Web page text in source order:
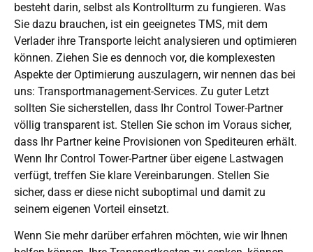
besteht darin, selbst als Kontrollturm zu fungieren. Was
Sie dazu brauchen, ist ein geeignetes TMS, mit dem
Verlader ihre Transporte leicht analysieren und optimieren
können. Ziehen Sie es dennoch vor, die komplexesten
Aspekte der Optimierung auszulagern, wir nennen das bei
uns: Transportmanagement-Services. Zu guter Letzt
sollten Sie sicherstellen, dass Ihr Control Tower-Partner
völlig transparent ist. Stellen Sie schon im Voraus sicher,
dass Ihr Partner keine Provisionen von Spediteuren erhält.
Wenn Ihr Control Tower-Partner über eigene Lastwagen
verfügt, treffen Sie klare Vereinbarungen. Stellen Sie
sicher, dass er diese nicht suboptimal und damit zu
seinem eigenen Vorteil einsetzt.
Wenn Sie mehr darüber erfahren möchten, wie wir Ihnen